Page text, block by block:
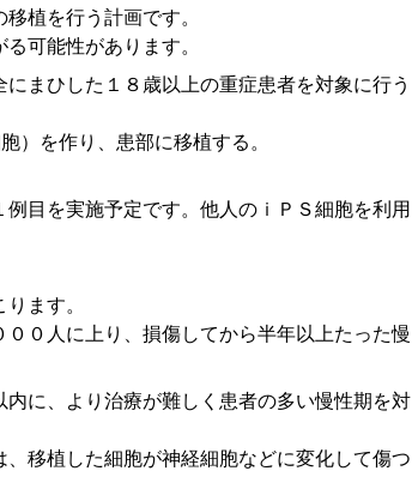
植を行う計画です。
可能性があります。
まひした１８歳以上の重症患者を対象に行う
）を作り、患部に移植する。
目を実施予定です。他人のｉＰＳ細胞を利用
ます。
０人に上り、損傷してから半年以上たった慢
に、より治療が難しく患者の多い慢性期を対
移植した細胞が神経細胞などに変化して傷つ